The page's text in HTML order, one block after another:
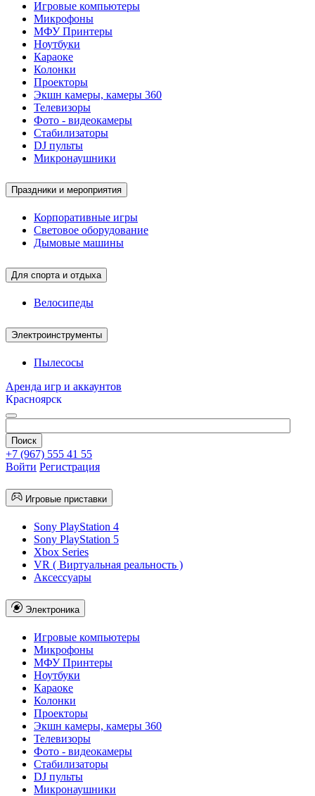
Игровые компьютеры
Микрофоны
МФУ Принтеры
Ноутбуки
Караоке
Колонки
Проекторы
Экшн камеры, камеры 360
Телевизоры
Фото - видеокамеры
Стабилизаторы
DJ пульты
Микронаушники
Праздники и мероприятия
Корпоративные игры
Световое оборудование
Дымовые машины
Для спорта и отдыха
Велосипеды
Электроинструменты
Пылесосы
Аренда игр и аккаунтов
Красноярск
+7 (967) 555 41 55
Войти Регистрация
Игровые приставки
Sony PlayStation 4
Sony PlayStation 5
Xbox Series
VR ( Виртуальная реальность )
Аксессуары
Электроника
Игровые компьютеры
Микрофоны
МФУ Принтеры
Ноутбуки
Караоке
Колонки
Проекторы
Экшн камеры, камеры 360
Телевизоры
Фото - видеокамеры
Стабилизаторы
DJ пульты
Микронаушники